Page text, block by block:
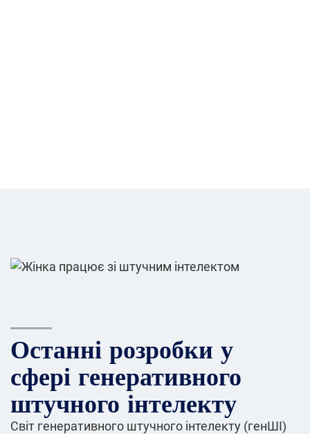
Останні розробки у
сфері генеративного
штучного інтелекту
Світ генеративного штучного інтелекту (генШІ)